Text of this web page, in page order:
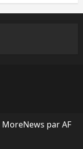
MoreNews par AF